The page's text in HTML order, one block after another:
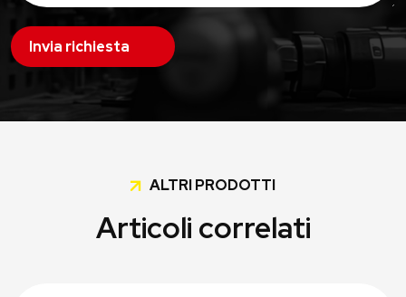
Invia richiesta
ALTRI PRODOTTI
Articoli correlati